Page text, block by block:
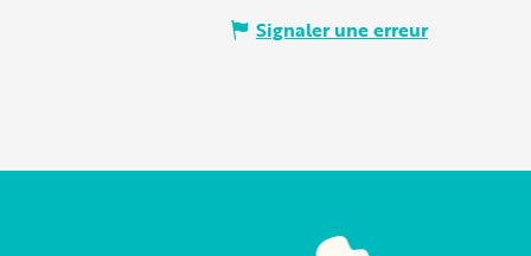
Signaler une erreur